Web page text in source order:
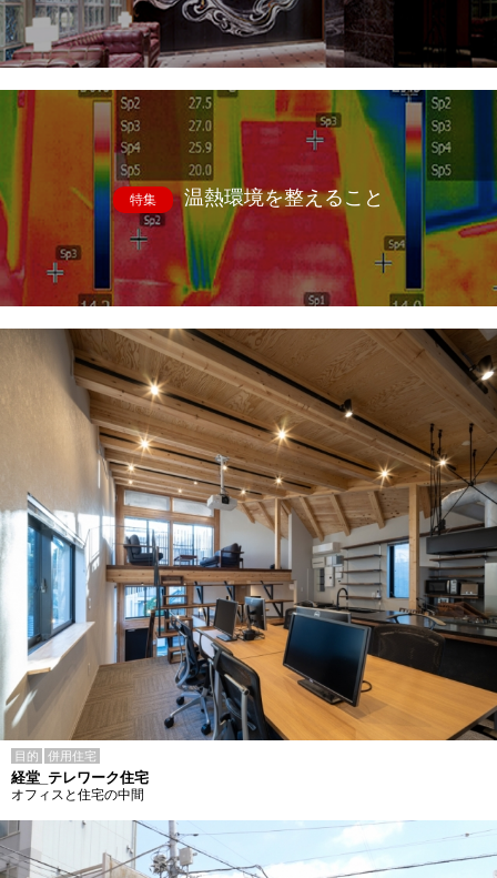
特集 温熱環境を整えること
目的 併用住宅
経堂_テレワーク住宅
オフィスと住宅の中間